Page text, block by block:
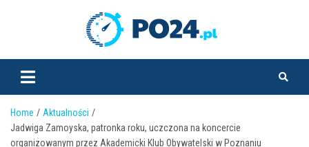
Home
Aktualności
Jadwiga Zamoyska, patronka roku, uczczona na koncercie
organizowanym przez Akademicki Klub Obywatelski w Poznaniu